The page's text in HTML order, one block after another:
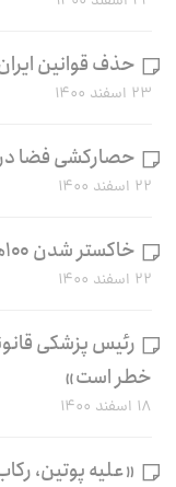
حذف قوانین
۲۳ اسفند ۱۴۰۰
حصارکشی فضا
۲۲ اسفند ۱۴۰۰
خاکستر شدن ۱۰۰هزار هکتار جنگل و مرتع طی ۵ سال
۲۲ اسفند ۱۴۰۰
رئیس پزشکی
خطر است»
۱۸ اسفند ۱۴۰۰
«علیه پوتین،